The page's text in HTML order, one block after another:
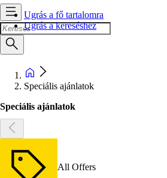
Ugrás a fő tartalomra
Ugrás a kereséshez
Speciális ajánlatok
Speciális ajánlatok
All Offers